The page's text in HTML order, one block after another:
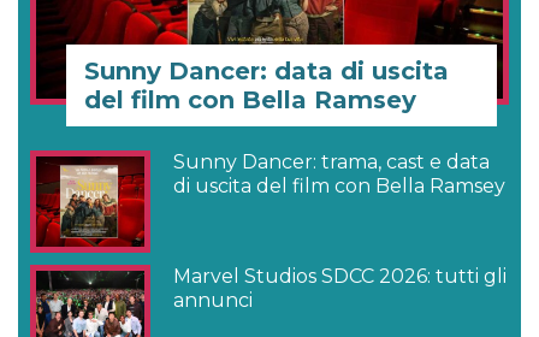
Sunny Dancer: data di uscita
del film con Bella Ramsey
Sunny Dancer: trama, cast e data
di uscita del film con Bella Ramsey
Marvel Studios SDCC 2026: tutti gli
annunci